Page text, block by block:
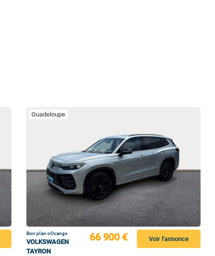
Guadeloupe
Bon plan oOvango
VOLKSWAGEN
TAYRON
66 900 € Voir l'annonce